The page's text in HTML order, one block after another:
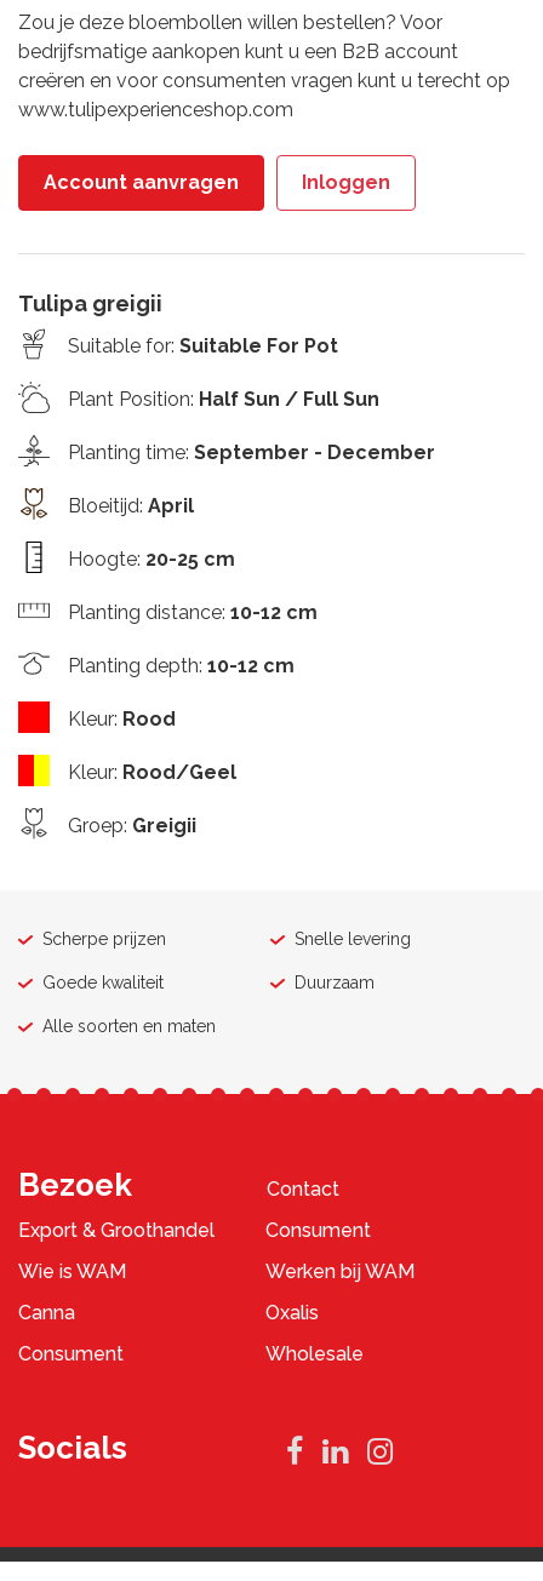
Zou je deze bloembollen willen bestellen? Voor
bedrijfsmatige aankopen kunt u een B2B account
creëren en voor consumenten vragen kunt u terecht op
www.tulipexperienceshop.com
Account aanvragen Inloggen
Tulipa greigii
Suitable for: Suitable For Pot
Plant Position: Half Sun / Full Sun
Planting time: September - December
Bloeitijd: April
Hoogte: 20-25 cm
Planting distance: 10-12 cm
Planting depth: 10-12 cm
Kleur: Rood
Kleur: Rood/Geel
Groep: Greigii
Scherpe prijzen Snelle levering
Goede kwaliteit Duurzaam
Alle soorten en maten
Bezoek
Contact
Export & Groothandel
Consument
Wie is WAM
Werken bij WAM
Canna
Oxalis
Consument
Wholesale
Socials